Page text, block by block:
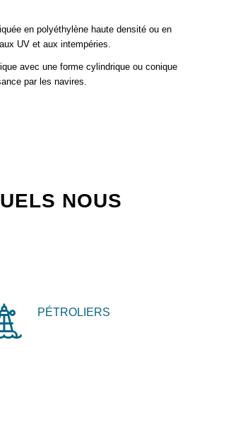
en polyéthylène haute densité ou en
UV et aux intempéries.
avec une forme cylindrique ou conique
par les navires.
NOUS
PÉTROLIERS